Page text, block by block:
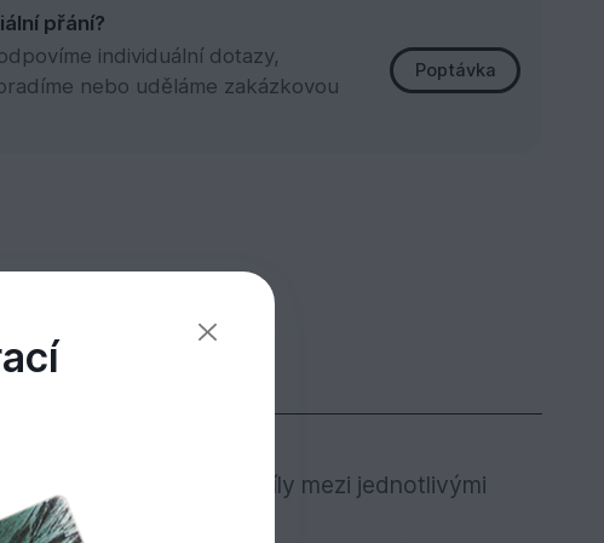
přání?
individuální dotazy,
nebo uděláme zakázkovou
Poptávka
odstínu. Barevné rozdíly mezi jednotlivými